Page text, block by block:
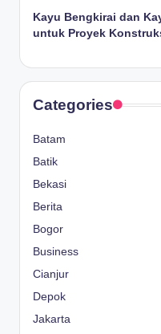
Kayu Bengkirai dan
untuk Proyek
Categories
Batam
Batik
Bekasi
Berita
Bogor
Business
Cianjur
Depok
Jakarta